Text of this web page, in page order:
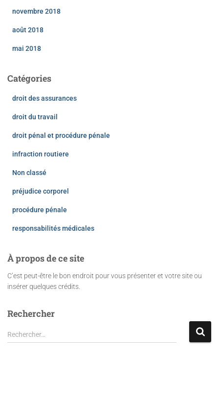
novembre 2018
août 2018
mai 2018
Catégories
droit des assurances
droit du travail
droit pénal et procédure pénale
infraction routiere
Non classé
préjudice corporel
procédure pénale
responsabilités médicales
À propos de ce site
C’est peut-être le bon endroit pour vous présenter et votre site ou
insérer quelques crédits.
Rechercher
R
e
Rechercher…